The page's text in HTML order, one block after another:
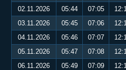
02.11.2026 05:44 07:05
03.11.2026
05:45 07:06
04.11.2026
05:46 07:07
05.11.2026
05:47 07:08
06.11.2026
05:49 07:09